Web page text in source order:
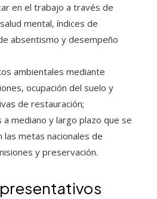
en el trabajo a través de
mental, índices de
absentismo y desempeño
ambientales mediante
ocupación del suelo y
de restauración;
mediano y largo plazo que se
las metas nacionales de
y preservación.